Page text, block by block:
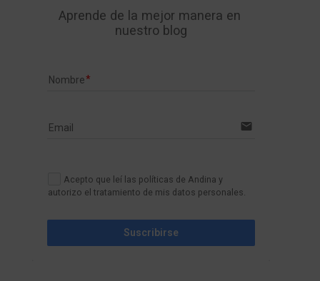
Aprende de la mejor manera en
nuestro blog
Nombre
Email email
Acepto que leí las políticas de Andina y
autorizo el tratamiento de mis datos personales.
Suscribirse